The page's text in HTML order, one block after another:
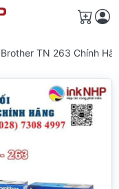
Giỏ
TN 263 Chính